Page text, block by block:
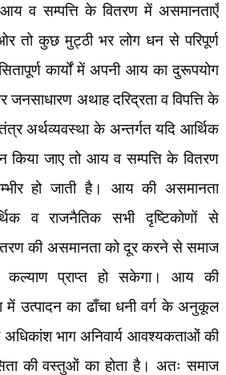
व सम्पत्ति के वितरण में असमानताएँ
ओर तो कुछमुट्ठी भर लोग धन से परिपूर्ण
कार्यों में अपनी आय का दुरूपयोग
अथाह दरिद्रता व विपत्ति के
अर्थव्यवस्था के अन्तर्गत यदि आर्थिक
किया जाए तो आय व सम्पत्ति के वितरण
हो जाती है। आय की असमानता
व राजनैतिक सभी दृष्टिकोणों से
की असमानता को दूर करने से समाज
प्राप्त हो सकेगा। आय की
उत्पादन का ढाँचा धनी वर्ग के अनुकूल
अधिकांश भाग अनिवार्य आवश्यकताओं की
की वस्तुओं का होता है। अतः समाज